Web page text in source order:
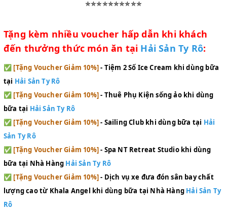
✯✯✯✯✯✯✯✯✯✯
Tặng kèm nhiều voucher hấp dẫn khi khách
đến thưởng thức món ăn tại Hải Sản Ty Rô:
✅[Tặng Voucher Giảm 10%]- Tiệm 2 Số Ice Cream khi dùng bữa
tại Hải Sản Ty Rô
✅ [Tặng Voucher Giảm 10%]- Thuê Phụ Kiện sống ảo khi dùng
bữa tại Hải Sản Ty Rô
✅ [Tặng Voucher Giảm 10%]- Sailing Club khi dùng bữa tại Hải
Sản Ty Rô
✅ [Tặng Voucher Giảm 10%]- Spa NT Retreat Studio khi dùng
bữa tại Nhà Hàng Hải Sản Ty Rô
✅[Tặng Voucher Giảm 10%]- Dịch vụ xe đưa đón sân bay chất
lượng cao từ Khala Angel
khi dùng bữa tại Nhà Hàng Hải Sản Ty
Rô